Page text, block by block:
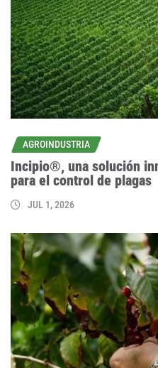
AGROINDUSTRIA
Incipio®, una solución
para el control de plagas
JUL 1, 2026